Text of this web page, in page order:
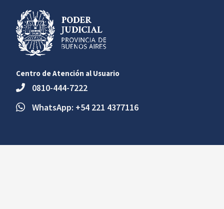
Centro de Atención al Usuario
0810-444-7222
WhatsApp: +54 221 4377116